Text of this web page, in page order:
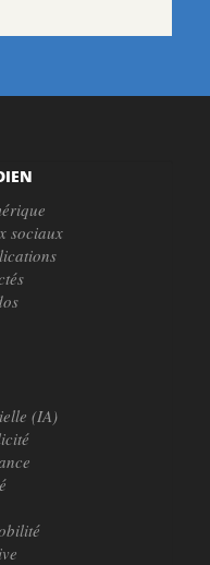
sociaux
(IA)